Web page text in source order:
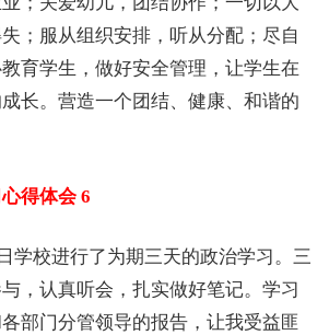
；服从组织安排，听从分配；尽自
育学生，做好安全管理，让学生在
长。营造一个团结、健康、和谐的
得体会 6
校进行了为期三天的政治学习。三
，认真听会，扎实做好笔记。学习
部门分管领导的报告，让我受益匪